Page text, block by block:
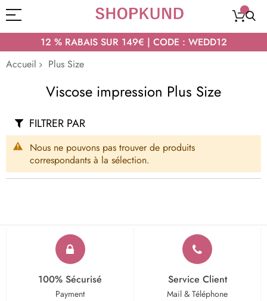
12 % RABAIS SUR 149€ | CODE : WEDD12
Accueil
Plus Size
Viscose impression Plus Size
Nous ne pouvons pas trouver de produits
correspondants à la sélection.
FILTRER PAR
100% Sécurisé
Payment
Service Client
Mail & Téléphone